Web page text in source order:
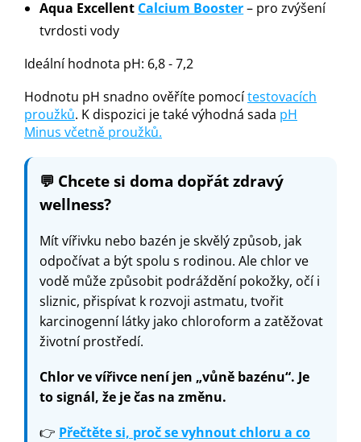
Aqua Excellent Calcium Booster– pro zvýšení
tvrdosti vody
Ideální hodnota pH: 6,8 - 7,2
Hodnotu pH snadno ověříte pomocítestovacích
proužků. K dispozici je také výhodná sada pH
Minus včetně proužků.
💬 Chcete si doma dopřát zdravý
wellness?
Mít vířivku nebo bazén je skvělý způsob, jak
odpočívat a být spolu s rodinou. Ale chlor ve
vodě může způsobit podráždění pokožky, očí i
sliznic, přispívat k rozvoji astmatu, tvořit
karcinogenní látky jako chloroform a zatěžovat
životní prostředí.
Chlor ve vířivce není jen „vůně bazénu“. Je
to signál, že je čas na změnu.
👉 Přečtěte si, proč se vyhnout chloru a co